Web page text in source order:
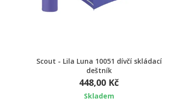
Scout - Lila Luna 10051 dívčí skládací
deštník
448,00 Kč
Skladem